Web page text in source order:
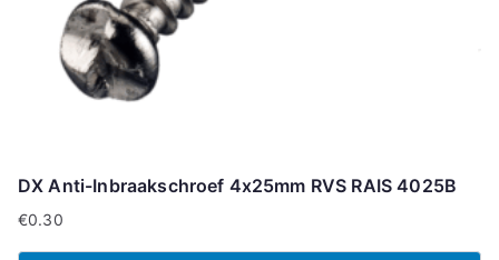
DX Anti-Inbraakschroef 4x25mm RVS RAIS 4025B
€0.30